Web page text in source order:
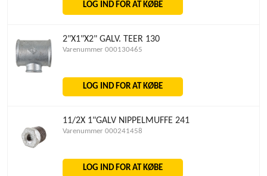
LOG IND FOR AT KØBE
2"X1"X2" GALV. TEER 130
Varenummer 000130465
LOG IND FOR AT KØBE
11/2X 1"GALV NIPPELMUFFE 241
Varenummer 000241458
LOG IND FOR AT KØBE